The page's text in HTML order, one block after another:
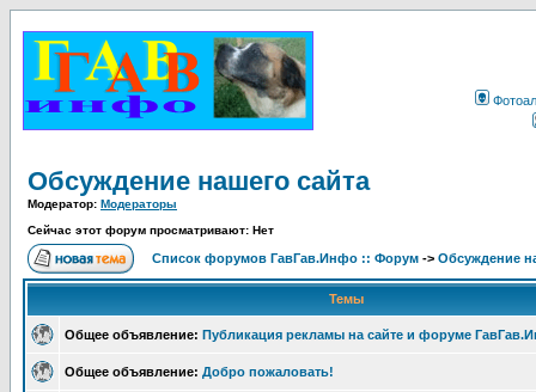
Обсуждение нашего сайта
Модератор: Модераторы
Сейчас этот форум просматривают: Нет
Список форумов ГавГав.Инфо :: Форум -> Обсуждение
Темы
Общее объявление: Публикация рекламы на сайте и форуме
Общее объявление: Добро пожаловать!